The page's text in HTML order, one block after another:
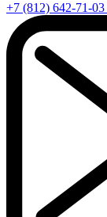
+7 (812) 642-71-03